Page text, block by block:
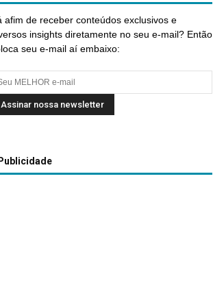
afim de receber conteúdos exclusivos e
insights diretamente no seu e-mail? Então
seu e-mail aí embaixo:
Publicidade